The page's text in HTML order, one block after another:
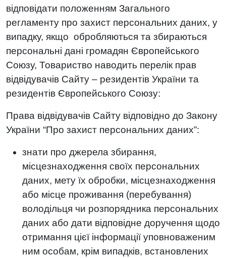
відповідати положенням Загального
регламенту про захист персональних даних, у
випадку, якщо обробляються та збираються
персональні дані громадян Європейського
Союзу, Товариство наводить перелік прав
відвідувачів Сайту – резидентів України та
резидентів Європейського Союзу:
Права відвідувачів Сайту відповідно до Закону
України “Про захист персональних даних”:
знати про джерела збирання,
місцезнаходження своїх персональних
даних, мету їх обробки, місцезнаходження
або місце проживання (перебування)
володільця чи розпорядника персональних
даних або дати відповідне доручення щодо
отримання цієї інформації уповноваженим
ним особам, крім випадків, встановлених